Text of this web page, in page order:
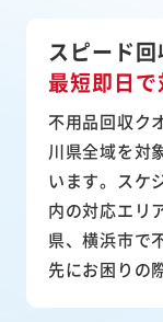
スピード回
最短即日で
不用品回収ク
川県全域を対
います。スケ
内の対応エリ
県、横浜市で
先にお困りの